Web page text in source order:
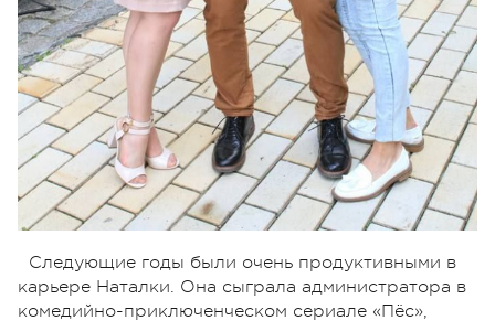
Следующие годы были очень продуктивными в
карьере Наталки. Она сыграла администратора в
комедийно-приключенческом сериале «Пёс»,